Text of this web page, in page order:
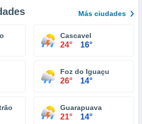
Más ciudades
Cascavel
24° 16°
Foz do Iguaçu
26° 14°
Guarapuava
21° 14°